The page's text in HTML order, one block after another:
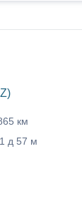
км
1 д 57 м